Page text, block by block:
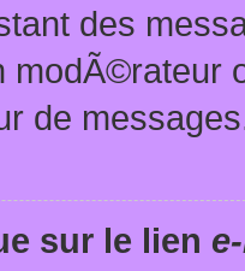
des
modÃ©rateur
de
sur le lien